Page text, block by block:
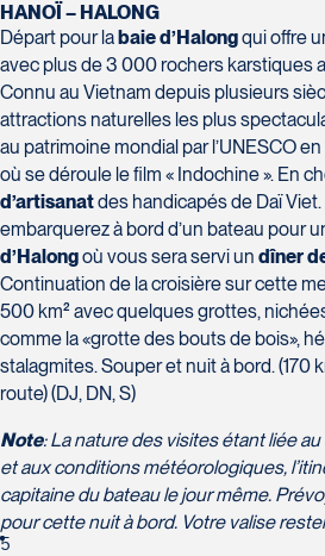
HANOÏ – HALONG
Départ pour la baie d’Halongqui offre
avec plus de 3 000 rochers karstiques
Connu au Vietnam depuis plusieurs
attractions naturelles les plus
au patrimoine mondial par l’UNESCO en
où se déroule le film « Indochine ». En
d’artisanatdes handicapés de Daï
embarquerez à bord d’un bateau pour
d’Halongoù vous sera servi un dîner
Continuation de la croisière sur cette
500 km² avec quelques grottes,
comme la «grotte des bouts de bois»,
stalagmites. Souper et nuit à bord. (170
route) (DJ, DN, S)
Note: La nature des visites étant liée
et aux conditions météorologiques,
capitaine du bateau le jour même.
pour cette nuit à bord. Votre valise
5
8940 Boulevard Leduc - Bureau 20
Brossard
J4Y 0G4
Tél :450-465-0620 / 1-844-869-2439
Voyages Granby
157 rue Principale
Granby
J2G 2V5
Tél :450-372-3624 / 1-800-361-0447
Voyages Émotions
2 rue Pleau
Pont-Rouge
G3H 2G2
Tél :418-873-4515
Voyages Laurier du Vallon - Siège
2700 Boulevard Laurier - Édifice
Champlain, bureau 5000
Québec
G1V 4K5